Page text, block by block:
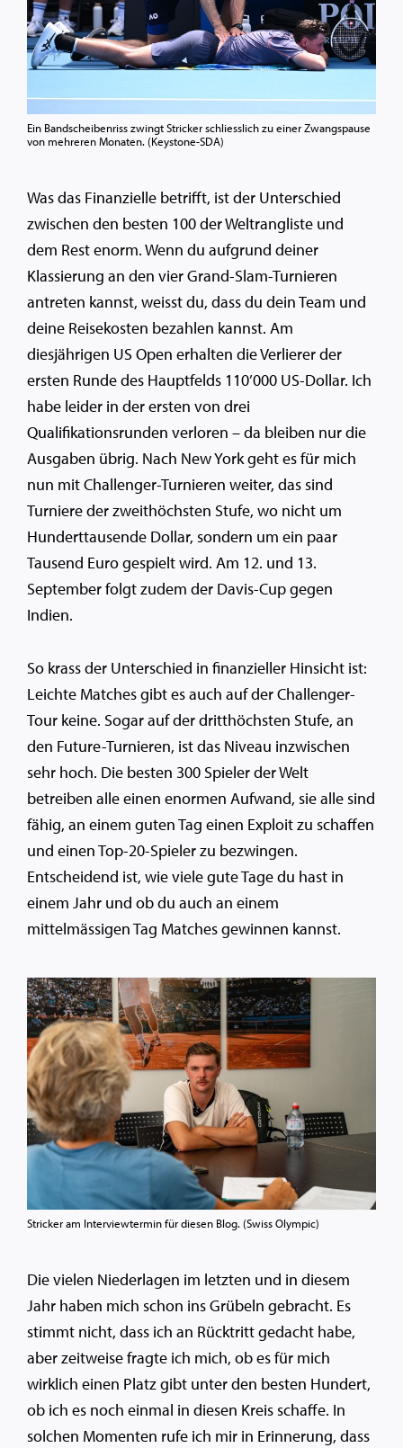
Ein Bandscheibenriss zwingt Stricker schliesslich zu einer Zwangspause
von mehreren Monaten. (Keystone-SDA)
Was das Finanzielle betrifft, ist der Unterschied
zwischen den besten 100 der Weltrangliste und
dem Rest enorm. Wenn du aufgrund deiner
Klassierung an den vier Grand-Slam-Turnieren
antreten kannst, weisst du, dass du dein Team und
deine Reisekosten bezahlen kannst. Am
diesjährigen US Open erhalten die Verlierer der
ersten Runde des Hauptfelds 110’000 US-Dollar. Ich
habe leider in der ersten von drei
Qualifikationsrunden verloren – da bleiben nur die
Ausgaben übrig. Nach New York geht es für mich
nun mit Challenger-Turnieren weiter, das sind
Turniere der zweithöchsten Stufe, wo nicht um
Hunderttausende Dollar, sondern um ein paar
Tausend Euro gespielt wird. Am 12. und 13.
September folgt zudem der Davis-Cup gegen
Indien.
So krass der Unterschied in finanzieller Hinsicht ist:
Leichte Matches gibt es auch auf der Challenger-
Tour keine. Sogar auf der dritthöchsten Stufe, an
den Future-Turnieren, ist das Niveau inzwischen
sehr hoch. Die besten 300 Spieler der Welt
betreiben alle einen enormen Aufwand, sie alle sind
fähig, an einem guten Tag einen Exploit zu schaffen
und einen Top-20-Spieler zu bezwingen.
Entscheidend ist, wie viele gute Tage du hast in
einem Jahr und ob du auch an einem
mittelmässigen Tag Matches gewinnen kannst.
Stricker am Interviewtermin für diesen Blog. (Swiss Olympic)
Die vielen Niederlagen im letzten und in diesem
Jahr haben mich schon ins Grübeln gebracht. Es
stimmt nicht, dass ich an Rücktritt gedacht habe,
aber zeitweise fragte ich mich, ob es für mich
wirklich einen Platz gibt unter den besten Hundert,
ob ich es noch einmal in diesen Kreis schaffe. In
solchen Momenten rufe ich mir in Erinnerung, dass